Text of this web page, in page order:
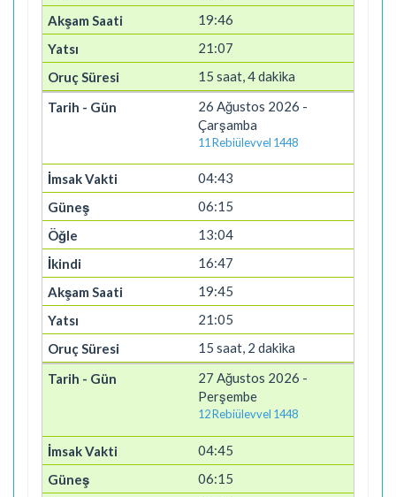
19:46
21:07
15 saat, 4 dakika
26 Ağustos 2026 -
Çarşamba
11 Rebiülevvel 1448
04:43
06:15
13:04
16:47
19:45
21:05
15 saat, 2 dakika
27 Ağustos 2026 -
Perşembe
12 Rebiülevvel 1448
04:45
06:15